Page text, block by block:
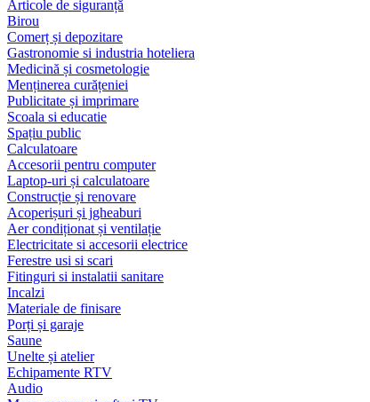
Articole de siguranță
Birou
Comerț și depozitare
Gastronomie si industria hoteliera
Medicină și cosmetologie
Menținerea curățeniei
Publicitate și imprimare
Scoala si educatie
Spațiu public
Calculatoare
Accesorii pentru computer
Laptop-uri și calculatoare
Construcție și renovare
Acoperișuri și jgheaburi
Aer condiționat și ventilație
Electricitate si accesorii electrice
Ferestre usi si scari
Fitinguri si instalatii sanitare
Incalzi
Materiale de finisare
Porți și garaje
Saune
Unelte și atelier
Echipamente RTV
Audio